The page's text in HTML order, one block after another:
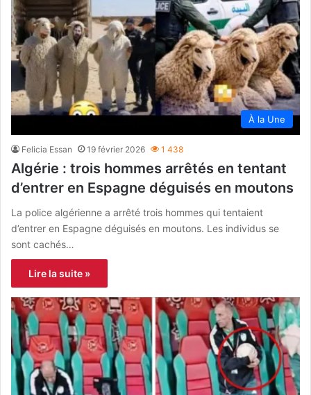
À la Une
Felicia Essan 19 février 2026 1 438
Algérie : trois hommes arrêtés en tentant
d’entrer en Espagne déguisés en moutons
La police algérienne a arrêté trois hommes qui tentaient
d’entrer en Espagne déguisés en moutons. Les individus se
sont cachés…
Lire la suite »